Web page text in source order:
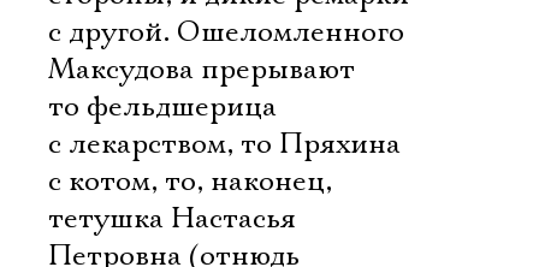
с другой. Ошеломленного
Максудова прерывают
то фельдшерица
с лекарством, то Пряхина
с котом, то, наконец,
тетушка Настасья
Петровна (отнюдь